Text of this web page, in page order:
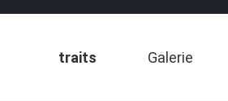
traits Galerie